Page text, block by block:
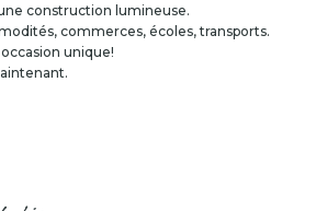
construction lumineuse.
commerces, écoles, transports.
unique!